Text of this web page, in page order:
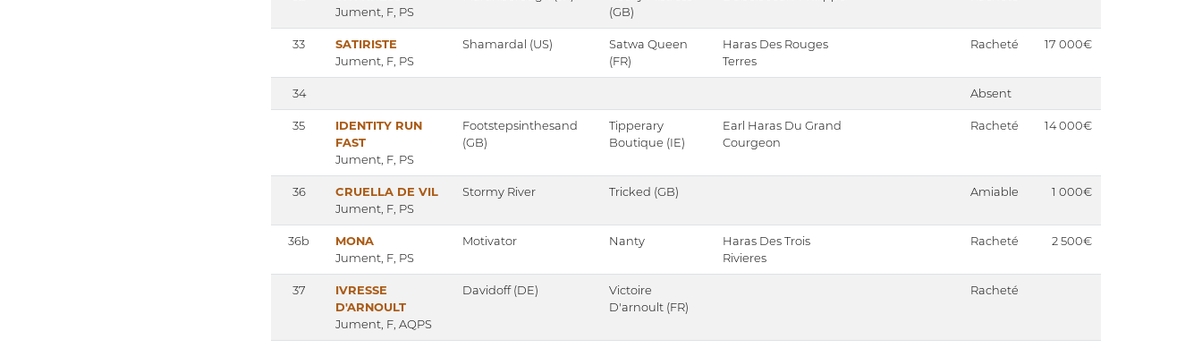
Jument, F, PS
(GB)
33
SATIRISTE
Jument, F, PS
Shamardal (US)
Satwa Queen
(FR)
Haras Des Rouges
Terres
Racheté 17 000€
34 Absent
35
IDENTITY RUN
FAST
Jument, F, PS
Footstepsinthesand
(GB)
Tipperary
Boutique (IE)
Earl Haras Du Grand
Courgeon
Racheté 14 000€
36
CRUELLA DE VIL
Jument, F, PS
Stormy River Tricked (GB) Amiable 1 000€
36b
MONA
Jument, F, PS
Motivator Nanty
Haras Des Trois
Rivieres
Racheté 2 500€
37
IVRESSE
D'ARNOULT
Jument, F, AQPS
Davidoff (DE)
Victoire
D'arnoult (FR)
Racheté